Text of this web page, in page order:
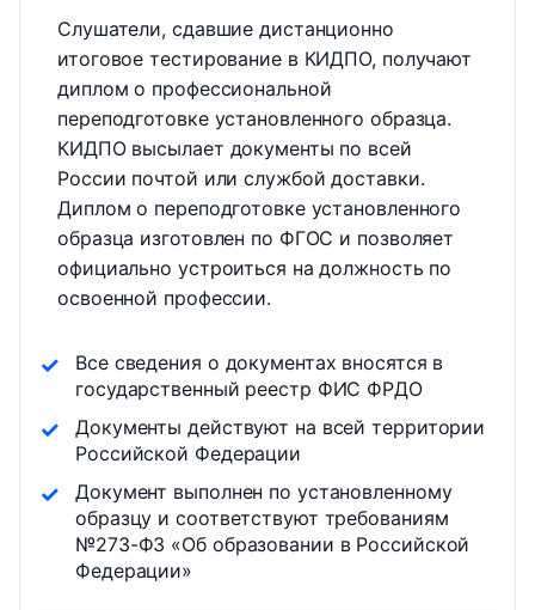
Слушатели, сдавшие дистанционно
итоговое тестирование в КИДПО, получают
диплом о профессиональной
переподготовке установленного образца.
КИДПО высылает документы по всей
России почтой или службой доставки.
Диплом о переподготовке установленного
образца изготовлен по ФГОС и позволяет
официально устроиться на должность по
освоенной профессии.
Все сведения о документах вносятся в
государственный реестр ФИС ФРДО
Документы действуют на всей территории
Российской Федерации
Документ выполнен по установленному
образцу и соответствуют требованиям
№273-ФЗ «Об образовании в Российской
Федерации»